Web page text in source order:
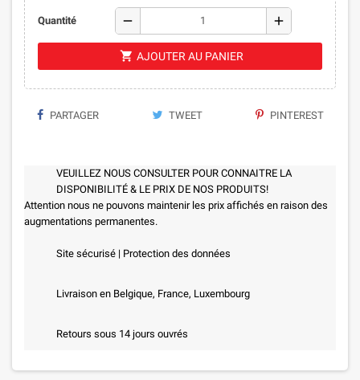
Quantité remove add
shopping_cart AJOUTER AU PANIER
PARTAGER TWEET PINTEREST
VEUILLEZ NOUS CONSULTER POUR CONNAITRE LA
DISPONIBILITÉ & LE PRIX DE NOS PRODUITS!
Attention nous ne pouvons maintenir les prix affichés en raison des
augmentations permanentes.
Site sécurisé | Protection des données
Livraison en Belgique, France, Luxembourg
Retours sous 14 jours ouvrés